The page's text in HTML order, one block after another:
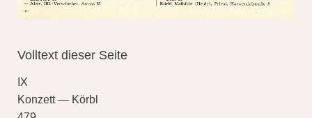
Volltext dieser Seite
IX
Konzett — Körbl